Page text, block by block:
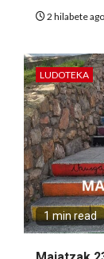
2 hilabete ago
LUDOTEKA
1 min read